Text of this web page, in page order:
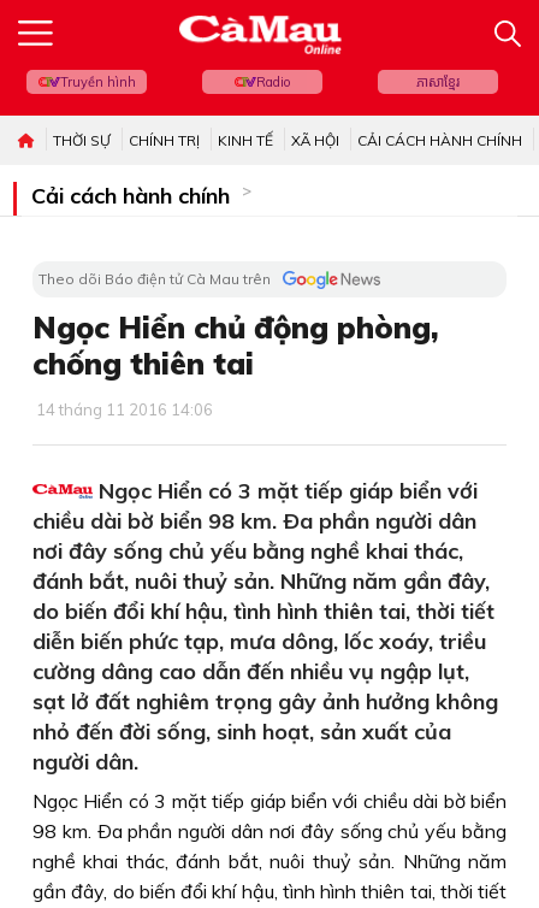
Truyền hình Radio ភាសាខ្មែរ
THỜI SỰ CHÍNH TRỊ KINH TẾ XÃ HỘI CẢI CÁCH HÀNH CHÍNH
Cải cách hành chính
Theo dõi Báo điện tử Cà Mau trên
Ngọc Hiển chủ động phòng,
chống thiên tai
14 tháng 11 2016 14:06
Ngọc Hiển có 3 mặt tiếp giáp biển với
chiều dài bờ biển 98 km. Ða phần người dân
nơi đây sống chủ yếu bằng nghề khai thác,
đánh bắt, nuôi thuỷ sản. Những năm gần đây,
do biến đổi khí hậu, tình hình thiên tai, thời tiết
diễn biến phức tạp, mưa dông, lốc xoáy, triều
cường dâng cao dẫn đến nhiều vụ ngập lụt,
sạt lở đất nghiêm trọng gây ảnh hưởng không
nhỏ đến đời sống, sinh hoạt, sản xuất của
người dân.
Ngọc Hiển có 3 mặt tiếp giáp biển với chiều dài bờ biển
98 km. Ða phần người dân nơi đây sống chủ yếu bằng
nghề khai thác, đánh bắt, nuôi thuỷ sản. Những năm
gần đây, do biến đổi khí hậu, tình hình thiên tai, thời tiết